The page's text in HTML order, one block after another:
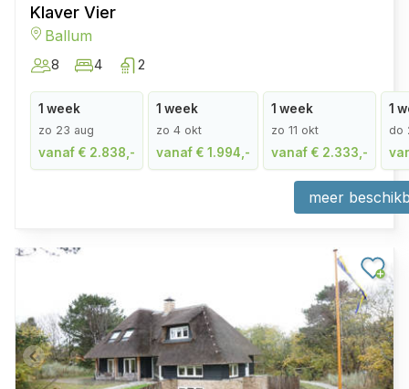
Klaver Vier
Ballum
8 4 2
1 week
zo 23 aug
vanaf € 2.838,-
1 week
zo 4 okt
vanaf € 1.994,-
1 week
zo 11 okt
vanaf € 2.333,-
1
do
meer